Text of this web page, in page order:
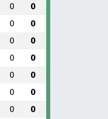
0 0
0 0
0 0
0 0
0 0
0 0
0 0